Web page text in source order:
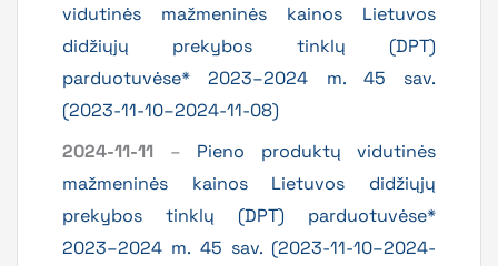
vidutinės mažmeninės kainos Lietuvos
didžiųjų prekybos tinklų (DPT)
parduotuvėse* 2023–2024 m. 45 sav.
(2023-11-10–2024-11-08)
2024-11-11 – Pieno produktų vidutinės
mažmeninės kainos Lietuvos didžiųjų
prekybos tinklų (DPT) parduotuvėse*
2023–2024 m. 45 sav. (2023-11-10–2024-